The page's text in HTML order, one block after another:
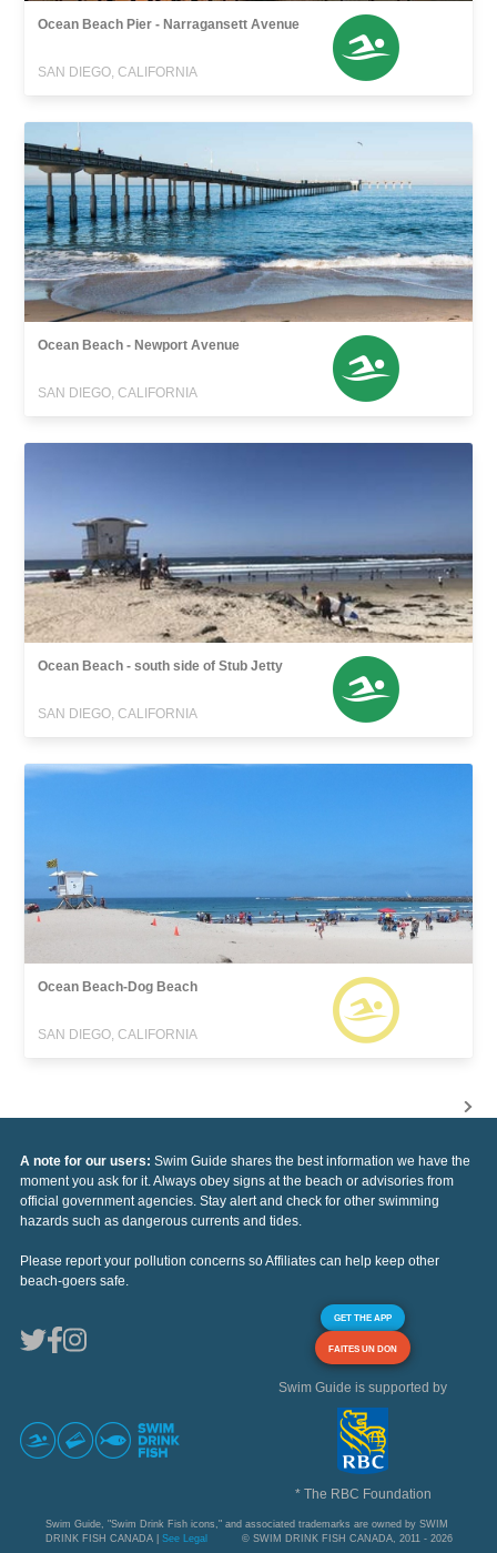
Ocean Beach Pier - Narragansett Avenue
SAN DIEGO, CALIFORNIA
Ocean Beach - Newport Avenue
SAN DIEGO, CALIFORNIA
Ocean Beach - south side of Stub Jetty
SAN DIEGO, CALIFORNIA
Ocean Beach-Dog Beach
SAN DIEGO, CALIFORNIA
A note for our users: Swim Guide shares the best information we have the
moment you ask for it. Always obey signs at the beach or advisories from
official government agencies. Stay alert and check for other swimming
hazards such as dangerous currents and tides.
Please report your pollution concerns so Affiliates can help keep other
beach-goers safe.
GET THE APP
FAITES UN DON
Swim Guide is supported by
* The RBC Foundation
Swim Guide, "Swim Drink Fish icons," and associated trademarks are owned by SWIM
DRINK FISH CANADA | See Legal © SWIM DRINK FISH CANADA, 2011 - 2026